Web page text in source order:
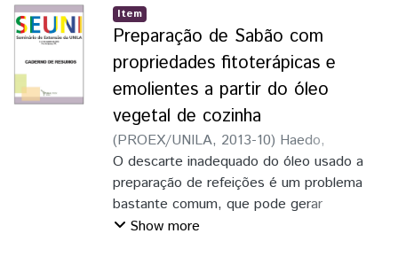
Paraguay, nicho adquado ao primeiro
emprego dos jovens
Item
Preparação de Sabão com
propriedades fitoterápicas e
emolientes a partir do óleo
vegetal de cozinha
(PROEX/UNILA, 2013-10) Haedo,
Katherine Bombi;Vieira, Lara helena Pires
O descarte inadequado do óleo usado a
preparação de refeições é um problema
bastante comum, que pode gerar
consequências que incluem desde o
Show more